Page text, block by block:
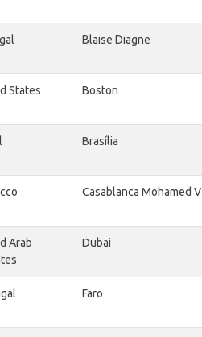
Blaise Diagne
States Boston
Brasília
Casablanca Mohamed V
Arab
Dubai
Faro